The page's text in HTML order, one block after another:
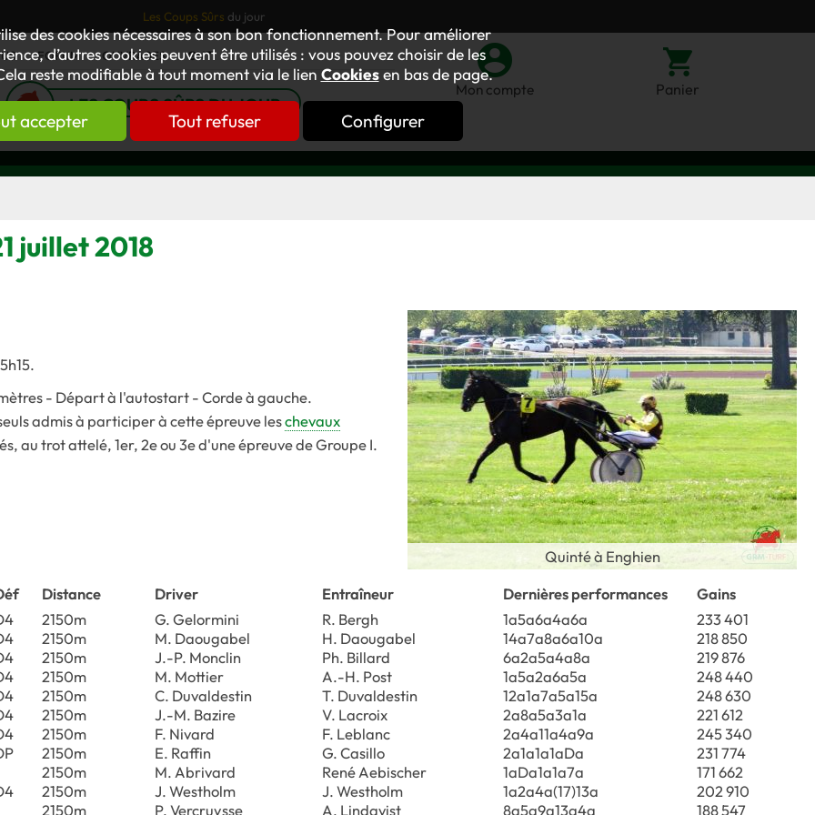
des cookies nécessaires à son bon fonctionnement. Pour améliorer
d’autres cookies peuvent être utilisés : vous pouvez choisir de les
reste modifiable à tout moment via le lien Cookiesen bas de page.
accepter Tout refuser Configurer
Les Coups Sûrs du jour
FORUM OUVRAGES GNT
LES COUPS SÛRS DU JOUR
Mon compte Panier
juillet 2018
Quinté à Enghien
- Départ à l'autostart - Corde à gauche.
admis à participer à cette épreuve leschevaux
au trot attelé, 1er, 2e ou 3e d'une épreuve de Groupe I.
Distance Driver Entraîneur Dernières performances
Gains
2150m G. Gelormini R. Bergh 1a5a6a4a6a
233 401
2150m M. Daougabel H. Daougabel 14a7a8a6a10a
218 850
2150m J.-P. Monclin Ph. Billard 6a2a5a4a8a
219 876
2150m M. Mottier A.-H. Post 1a5a2a6a5a
248 440
2150m C. Duvaldestin T. Duvaldestin 12a1a7a5a15a
248 630
2150m J.-M. Bazire V. Lacroix 2a8a5a3a1a
221 612
2150m F. Nivard F. Leblanc 2a4a11a4a9a
245 340
2150m E. Raffin G. Casillo 2a1a1a1aDa
231 774
2150m
M. Abrivard René Aebischer 1aDa1a1a7a
171 662
2150m J. Westholm J. Westholm 1a2a4a(17)13a
202 910
2150m
P. Vercruysse A. Lindqvist 8a5a9a13a4a 188 547